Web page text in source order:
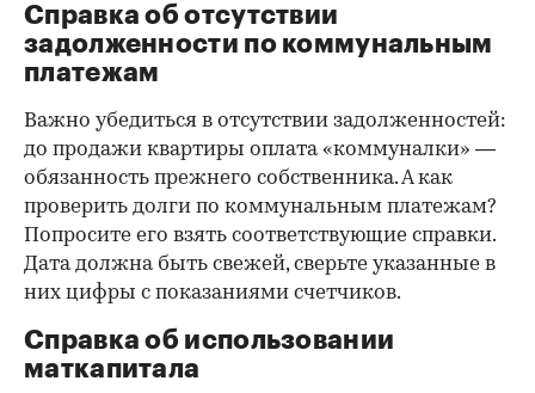
Справка об отсутствии
задолженности по коммунальным
платежам
Важно убедиться в отсутствии задолженностей:
до продажи квартиры оплата «коммуналки» —
обязанность прежнего собственника. А как
проверить долги по коммунальным платежам?
Попросите его взять соответствующие справки.
Дата должна быть свежей, сверьте указанные в
них цифры с показаниями счетчиков.
Справка об использовании
маткапитала